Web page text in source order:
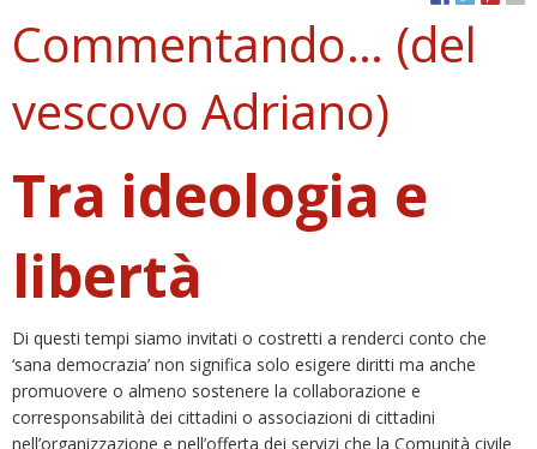
Commentando… (del
vescovo Adriano)
Tra ideologia e
libertà
Di questi tempi siamo invitati o costretti a renderci conto che
‘sana democrazia’ non significa solo esigere diritti ma anche
promuovere o almeno sostenere la collaborazione e
corresponsabilità dei cittadini o associazioni di cittadini
nell’organizzazione e nell’offerta dei servizi che la Comunità civile